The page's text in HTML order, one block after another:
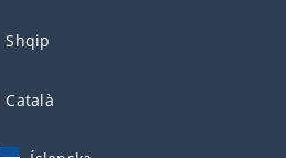
Shqip
Català